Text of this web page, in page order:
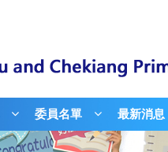
委員名單 最新消息